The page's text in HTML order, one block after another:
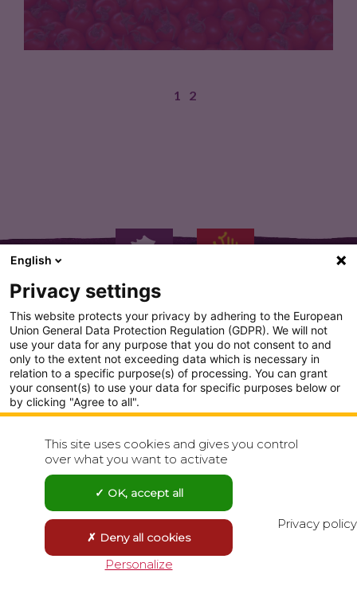
1 2
PLAN DU SITE
CONDITION GENERALE D'UTILISATION
CONTACT
This site uses cookies and gives you control
over what you want to activate
OK, accept all
Deny all cookies
Personalize
Privacy policy
English
Privacy settings
This website protects your privacy by adhering to the European
Union General Data Protection Regulation (GDPR). We will not
use your data for any purpose that you do not consent to and
only to the extent not exceeding data which is necessary in
relation to a specific purpose(s) of processing. You can grant
your consent(s) to use your data for specific purposes below or
by clicking "Agree to all".
Agree to all Reject all
Show detailed settings
Visit our Privacy Policy page for more